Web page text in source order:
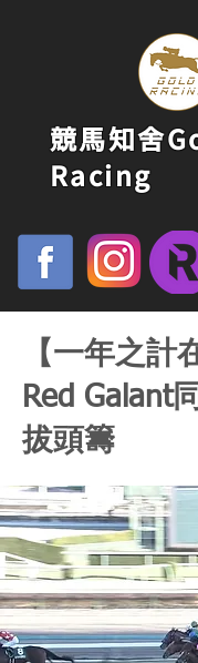
競馬知舍
Racing
【一年之計
Red Galant
拔頭籌